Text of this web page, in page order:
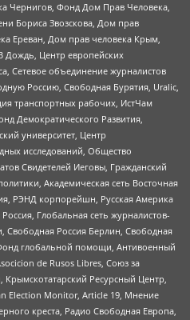
Чернигов, Фонд Дом Прав Человека,
Бориса Звозскова, Дом прав
Ереван, Дом прав человека Крым,
Дождь, Центр европейских
Сетевое объединение журналистов
Россию, Свободная Бурятия, Uralic,
транспортных рабочих, ИстЧам
Демократического Развития,
университет, Центр
исследований, Общество
Свидетелей Иеговы, Гражданский
Академическая сеть Восточная
РЭНД корпорейшн, Русская Америка
Глобальная сеть журналистов-
Свободная Россия Берлин, Свободная
глобальной помощи, Антивоенный
de Rusos Libres, Союз за
Ресурсный Центр,
Election Monitor, Article 19, Мнение
креста, Радио Свободная Европа,